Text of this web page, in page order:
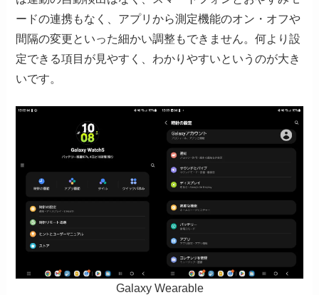
ードの連携もなく、アプリから測定機能のオン・オフや
間隔の変更といった細かい調整もできません。何より設
定できる項目が見やすく、わかりやすいというのが大き
いです。
Galaxy Wearable